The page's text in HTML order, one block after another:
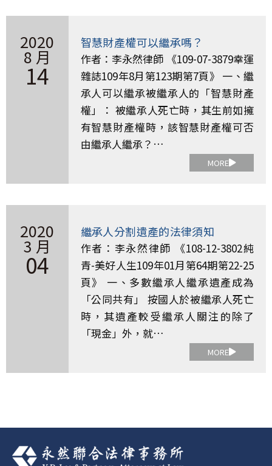
2020
8 月
14
智慧財產權可以繼承嗎？
作者：李永然律師 《109-07-3879幸運
雜誌109年8月第123期第7頁》 一、繼
承人可以繼承被繼承人的「智慧財產
權」： 被繼承人死亡時，其生前如擁
有智慧財產權時，該智慧財產權可否
由繼承人繼承？…
MORE
2020
3 月
04
繼承人分割遺產的法律須知
作者：李永然律師 《108-12-3802純
青-美好人生109年01月第64期第22-25
頁》 一、多數繼承人繼承遺產成為
「公同共有」 按國人於被繼承人死亡
時，其遺產較受繼承人關注的除了
「現金」外，就…
MORE